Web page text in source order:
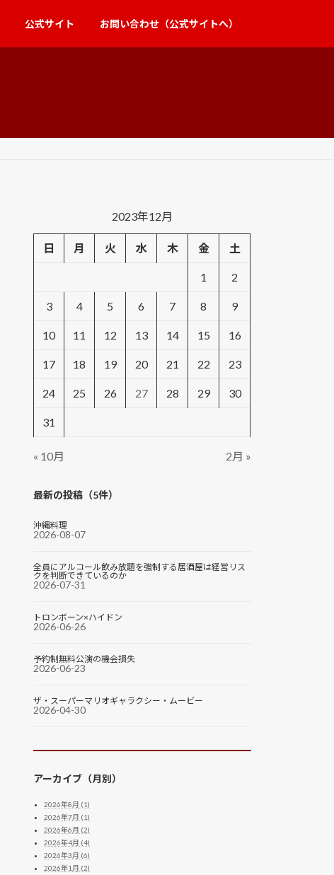
公式サイト お問い合わせ（公式サイトへ）
2023年12月
日 月 火 水 木 金 土
1 2
3 4 5 6 7 8 9
10 11 12 13 14 15 16
17 18 19 20 21 22 23
24 25 26 27 28 29 30
31
« 10月 2月 »
最新の投稿（5件）
沖縄料理
2026-08-07
全員にアルコール飲み放題を強制する居酒屋は経営リス
クを判断できているのか
2026-07-31
トロンボーン×ハイドン
2026-06-26
予約制無料公演の機会損失
2026-06-23
ザ・スーパーマリオギャラクシー・ムービー
2026-04-30
アーカイブ（月別）
2026年8月 (1)
2026年7月 (1)
2026年6月 (2)
2026年4月 (4)
2026年3月 (6)
2026年1月 (2)